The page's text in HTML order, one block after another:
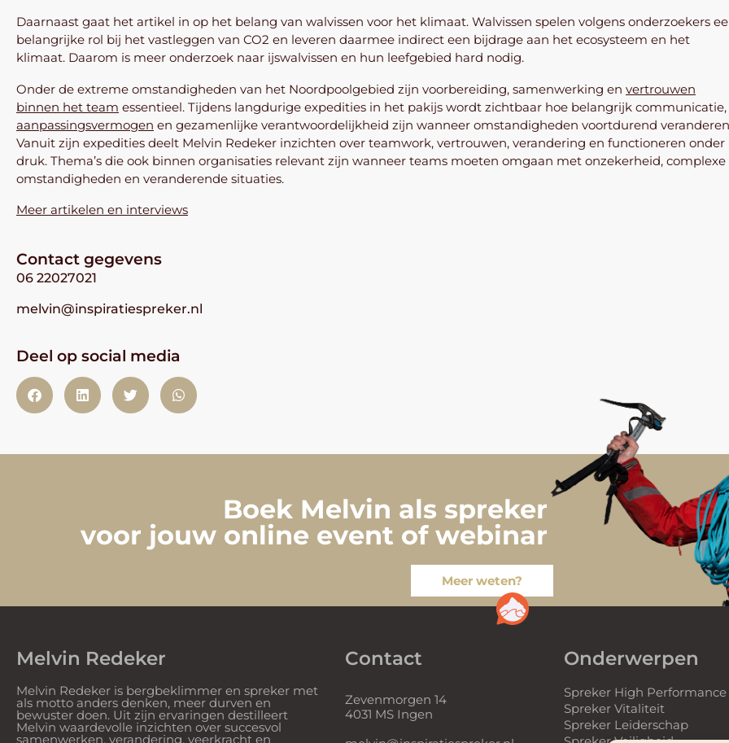
Daarnaast gaat het artikel in op het belang van walvissen voor het klimaat. Walvissen spelen volgens onderzoekers
belangrijke rol bij het vastleggen van CO2 en leveren daarmee indirect een bijdrage aan het ecosysteem en het
klimaat. Daarom is meer onderzoek naar ijswalvissen en hun leefgebied hard nodig.
Onder de extreme omstandigheden van het Noordpoolgebied zijn voorbereiding, samenwerking en vertrouwen
binnen het team essentieel. Tijdens langdurige expedities in het pakijs wordt zichtbaar hoe belangrijk communicatie,
aanpassingsvermogen en gezamenlijke verantwoordelijkheid zijn wanneer omstandigheden voortdurend
Vanuit zijn expedities deelt Melvin Redeker inzichten over teamwork, vertrouwen, verandering en functioneren onder
druk. Thema’s die ook binnen organisaties relevant zijn wanneer teams moeten omgaan met onzekerheid, complexe
omstandigheden en veranderende situaties.
Meer artikelen en interviews
Contact gegevens
06 22027021
melvin@inspiratiespreker.nl
Deel op social media
Boek Melvin als spreker
voor jouw online event of webinar
Meer weten?
Melvin Redeker
Melvin Redeker is bergbeklimmer en spreker met
als motto anders denken, meer durven en
bewuster doen. Uit zijn ervaringen destilleert
Melvin waardevolle inzichten over succesvol
samenwerken, verandering, veerkracht en
Contact
Zevenmorgen 14
4031 MS Ingen
Onderwerpen
Spreker High Performance
Spreker Vitaliteit
Spreker Leiderschap